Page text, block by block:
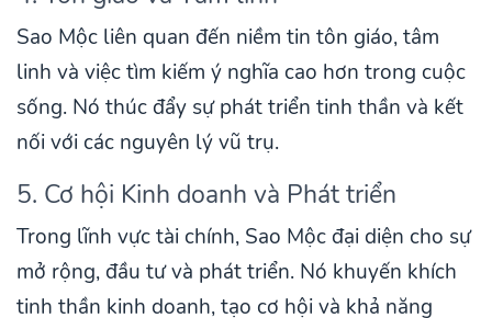
Sao Mộc liên quan đến niềm tin tôn giáo, tâm
linh và việc tìm kiếm ý nghĩa cao hơn trong cuộc
sống. Nó thúc đẩy sự phát triển tinh thần và kết
nối với các nguyên lý vũ trụ.
5. Cơ hội Kinh doanh và Phát triển
Trong lĩnh vực tài chính, Sao Mộc đại diện cho sự
mở rộng, đầu tư và phát triển. Nó khuyến khích
tinh thần kinh doanh, tạo cơ hội và khả năng